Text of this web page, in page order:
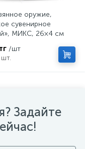
оружие,
сувенирное
МИКС, 26×4 см
/шт
Задайте